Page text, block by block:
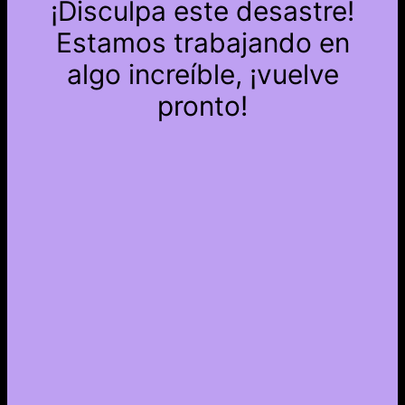
¡Disculpa este desastre!
Estamos trabajando en
algo increíble, ¡vuelve
pronto!